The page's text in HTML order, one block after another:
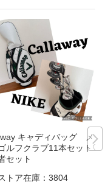
キャディバッグ メン
ルフクラブ11本セット♡
セット
トア在庫： 3804